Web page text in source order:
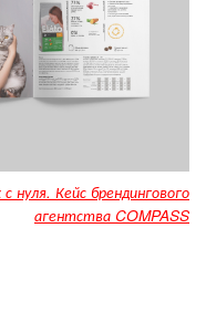
нуля. Кейс брендингового
агентства COMPASS